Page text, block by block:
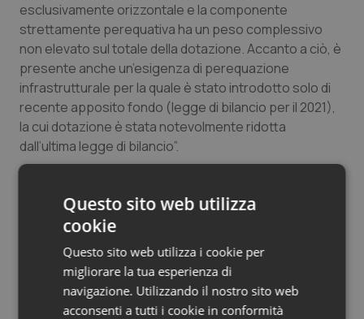
Sangue & coagulazione
Tiroide
Tumore al seno
Tumore ovarico
Tumori gastrointestinali
Ulcera & Reflusso
Vaccini
esclusivamente orizzontale e la componente
strettamente perequativa ha un peso complessivo
non elevato sul totale della dotazione. Accanto a ciò, è
presente anche un’esigenza di perequazione
infrastrutturale per la quale è stato introdotto solo di
recente apposito fondo (legge di bilancio per il 2021),
la cui dotazione è stata notevolmente ridotta
dall’ultima legge di bilancio”.
riforma potrebbero richiedere risorse superiori a
quelle necessarie per coprire la spesa storica;
ulteriore di risorse e un maggiore coordinamento fra
gli aspetti fiscali e quelli connessi alle esigenze
autonomistiche”, conclude la Corte dei Conti.
Questo sito web utilizza
cookie
Questo sito web utilizza i cookie per
migliorare la tua esperienza di
navigazione. Utilizzando il nostro sito web
acconsenti a tutti i cookie in conformità